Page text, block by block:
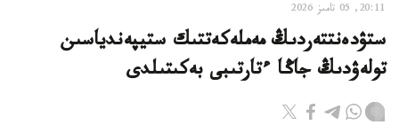
20:11, 05 تامىز 2026
ستۋدەنتتەردىڭ مەملەكەتتىك ستيپەندياسىن
تولەۋدىڭ جاڭا ءتارتىبى بەكىتىلدى